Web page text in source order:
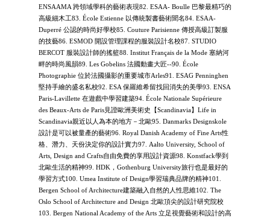
ENSAAMA 跨領域學科的藝術表現82. ESAA- Boulle 巴黎最精巧的
高級細木工83. École Estienne 以傳統製書藝術聞名84. ESAA-
Duperré 公認的時尚好學校85. Couture Parisienne 傳授高級訂製服
的技藝86. ESMOD 開設管理課程的服裝設計名校87. STUDIO
BERCOT 服裝設計師的搖籃88. Institut Français de la Mode 塞納河
畔的時尚風韻89. Les Gobelins 法國動畫大匠--90. École
Photographie 位於法國攝影的重要城市Arles91. ESAG Penninghen
堅持手繪的盛名私校92. ESA 保羅維希留找回消失的美學93. ENSA
Paris-Lavillette 在遊戲中學習建築94. École Nationale Supérieure
des Beaux-Arts de Paris見證歐洲美術史【Scandinavia】Life in
Scandinavia親近以人為本的地方－北歐95. Danmarks Designskole
設計是可以被量產的藝術96. Royal Danish Academy of Fine Arts性
格、潛力、天份決定你的設計實力97. Aalto University, School of
Arts, Design and Crafts自由免費的享用設計資源98. Konstfack學到
北歐生活的精神99. HDK，Gothenburg University旅行也是最好的
學習方式100. Umea Institute of Design學習瑞典品牌的精神101.
Bergen School of Architecture建築融入自然的人性思維102. The
Oslo School of Architecture and Design 北歐頂尖的設計研究院校
103. Bergen National Academy of the Arts 立足視覺藝術和設計的高